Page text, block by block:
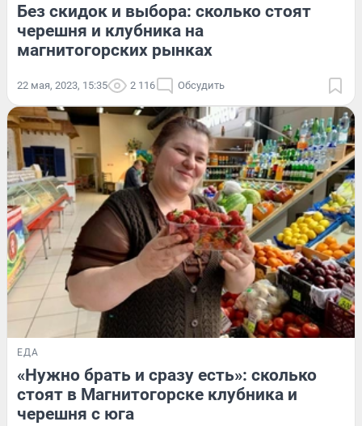
Без скидок и выбора: сколько стоят
черешня и клубника на
магнитогорских рынках
22 мая, 2023, 15:35 2 116 Обсудить
ЕДА
«Нужно брать и сразу есть»: сколько
стоят в Магнитогорске клубника и
черешня с юга